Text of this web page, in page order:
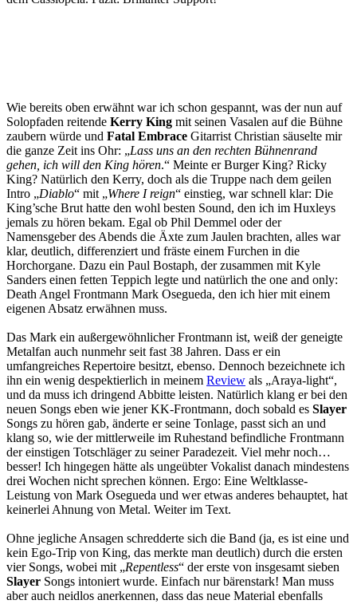
Wie bereits oben erwähnt war ich schon gespannt, was der nun auf
Solopfaden reitende Kerry King mit seinen Vasalen auf die Bühne
zaubern würde und Fatal Embrace Gitarrist Christian säuselte mir
die ganze Zeit ins Ohr: „Lass uns an den rechten Bühnenrand
gehen, ich will den King hören.“ Meinte er Burger King? Ricky
King? Natürlich den Kerry, doch als die Truppe nach dem geilen
Intro „Diablo“ mit „Where I reign“ einstieg, war schnell klar: Die
King’sche Brut hatte den wohl besten Sound, den ich im Huxleys
jemals zu hören bekam. Egal ob Phil Demmel oder der
Namensgeber des Abends die Äxte zum Jaulen brachten, alles war
klar, deutlich, differenziert und fräste einem Furchen in die
Horchorgane. Dazu ein Paul Bostaph, der zusammen mit Kyle
Sanders einen fetten Teppich legte und natürlich the one and only:
Death Angel Frontmann Mark Osegueda, den ich hier mit einem
eigenen Absatz erwähnen muss.
Das Mark ein außergewöhnlicher Frontmann ist, weiß der geneigte
Metalfan auch nunmehr seit fast 38 Jahren. Dass er ein
umfangreiches Repertoire besitzt, ebenso. Dennoch bezeichnete ich
ihn ein wenig despektierlich in meinem Review als „Araya-light“,
und da muss ich dringend Abbitte leisten. Natürlich klang er bei den
neuen Songs eben wie jener KK-Frontmann, doch sobald es Slayer
Songs zu hören gab, änderte er seine Tonlage, passt sich an und
klang so, wie der mittlerweile im Ruhestand befindliche Frontmann
der einstigen Totschläger zu seiner Paradezeit. Viel mehr noch…
besser! Ich hingegen hätte als ungeübter Vokalist danach mindestens
drei Wochen nicht sprechen können. Ergo: Eine Weltklasse-
Leistung von Mark Osegueda und wer etwas anderes behauptet, hat
keinerlei Ahnung von Metal. Weiter im Text.
Ohne jegliche Ansagen schredderte sich die Band (ja, es ist eine und
kein Ego-Trip von King, das merkte man deutlich) durch die ersten
vier Songs, wobei mit „Repentless“ der erste von insgesamt sieben
Slayer Songs intoniert wurde. Einfach nur bärenstark! Man muss
aber auch neidlos anerkennen, dass das neue Material ebenfalls